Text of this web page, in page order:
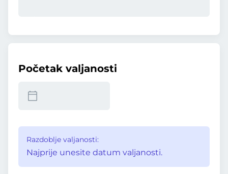
Početak valjanosti
Razdoblje valjanosti:
Najprije unesite datum valjanosti.